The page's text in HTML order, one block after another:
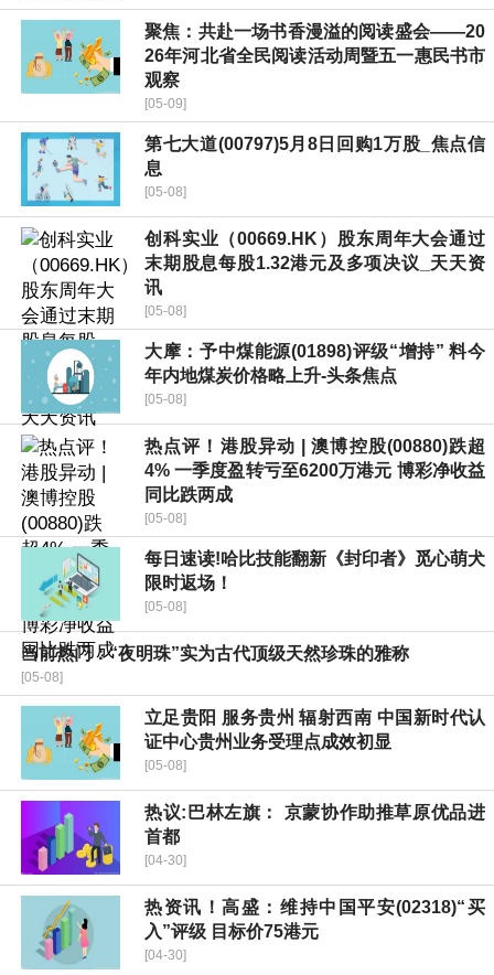
聚焦：共赴一场书香漫溢的阅读盛会——20
26年河北省全民阅读活动周暨五一惠民书市
观察
[05-09]
第七大道(00797)5月8日回购1万股_焦点信
息
[05-08]
创科实业（00669.HK）股东周年大会通过
末期股息每股1.32港元及多项决议_天天资
讯
[05-08]
大摩：予中煤能源(01898)评级“增持” 料今
年内地煤炭价格略上升-头条焦点
[05-08]
热点评！港股异动 | 澳博控股(00880)跌超
4% 一季度盈转亏至6200万港元 博彩净收益
同比跌两成
[05-08]
每日速读!哈比技能翻新《封印者》觅心萌犬
限时返场！
[05-08]
当前热门：“夜明珠”实为古代顶级天然珍珠的雅称
[05-08]
立足贵阳 服务贵州 辐射西南 中国新时代认
证中心贵州业务受理点成效初显
[05-08]
热议:巴林左旗： 京蒙协作助推草原优品进
首都
[04-30]
热资讯！高盛：维持中国平安(02318)“买
入”评级 目标价75港元
[04-30]